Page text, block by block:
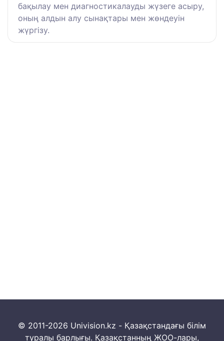
бақылау мен диагностикалауды жүзеге асыру,
оның алдын алу сынақтары мен жөндеуін
жүргізу.
© 2011-2026 Univision.kz - Қазақстандағы білім
туралы барлығы. Қазақстанның ЖОО-лары,